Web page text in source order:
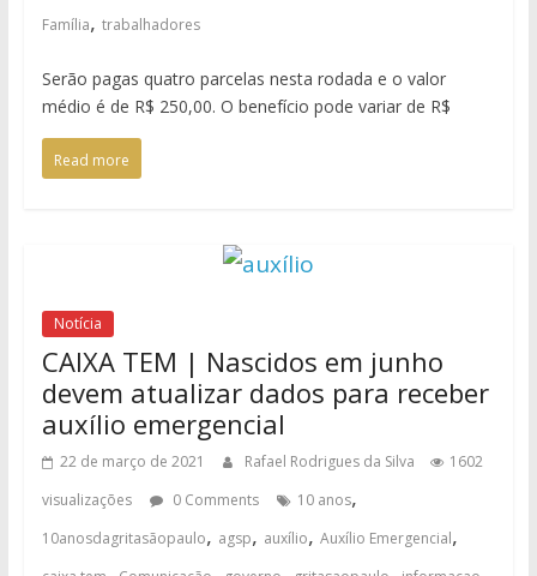
Família, trabalhadores
Serão pagas quatro parcelas nesta rodada e o valor
médio é de R$ 250,00. O benefício pode variar de R$
Read more
Notícia
CAIXA TEM | Nascidos em junho
devem atualizar dados para receber
auxílio emergencial
22 de março de 2021 Rafael Rodrigues da Silva
1602
visualizações
0 Comments 10 anos,
10anosdagritasãopaulo, agsp, auxílio, Auxílio Emergencial,